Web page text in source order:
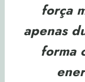
força
apenas
forma